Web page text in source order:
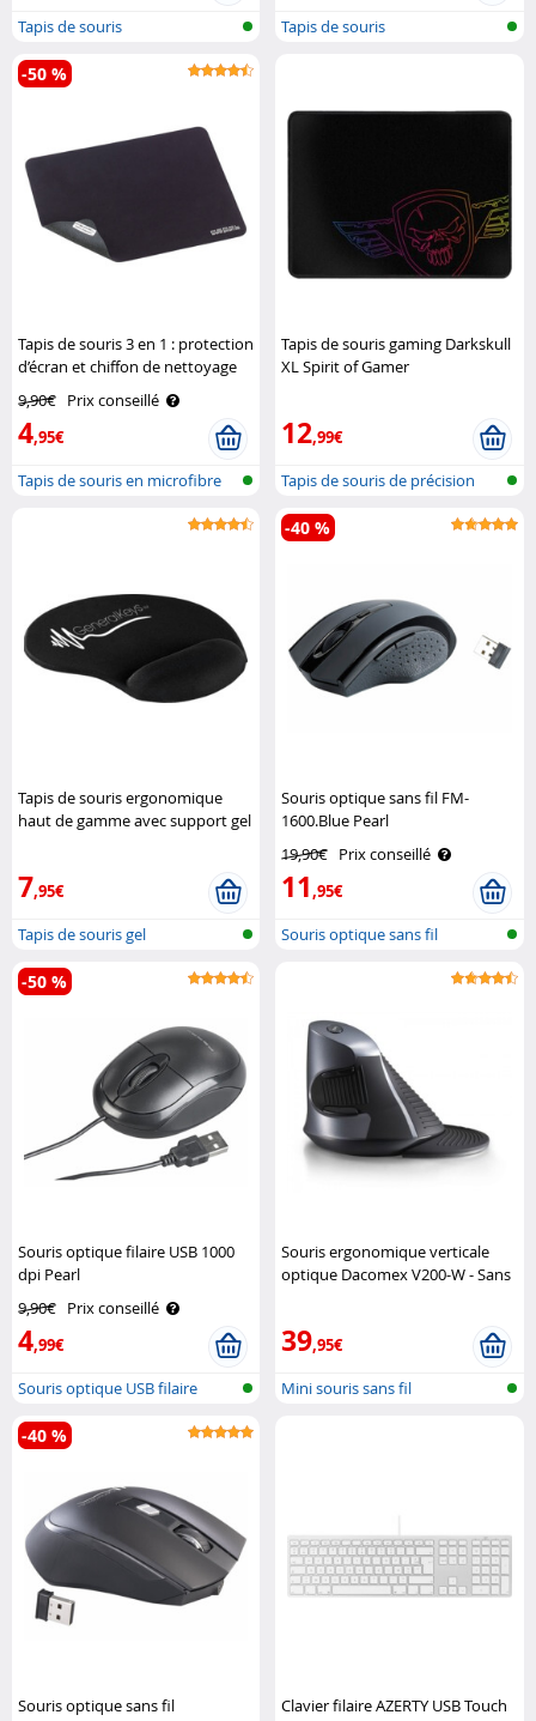
Tapis de souris
Tapis de souris
Tapis de souris 3 en 1 : protection
d’écran et chiffon de nettoyage
9,90€ Prix conseillé
4,95€
-50 %
Tapis de souris en microfibre
Tapis de souris gaming Darkskull
XL Spirit of Gamer
12,99€
Tapis de souris de précision
Tapis de souris ergonomique
haut de gamme avec support gel
7,95€
Tapis de souris gel
Souris optique sans fil FM-
1600.Blue Pearl
19,90€ Prix conseillé
11,95€
-40 %
Souris optique sans fil
Souris optique filaire USB 1000
dpi Pearl
9,90€ Prix conseillé
4,99€
-50 %
Souris optique USB filaire
Souris ergonomique verticale
optique Dacomex V200-W - Sans
39,95€
Mini souris sans fil
Souris optique sans fil
-40 %
Clavier filaire AZERTY USB Touch